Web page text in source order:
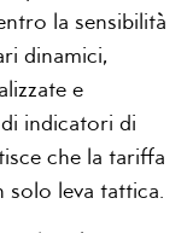
la sensibilità
dinamici,
e
indicatori di
che la tariffa
solo leva tattica.